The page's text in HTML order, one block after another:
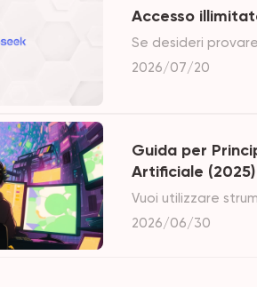
Accesso
Se desideri
geografica,
2026/07/20
Guida per
Artificiale (2025)
Vuoi utilizzare
tuo lavoro? Impara
articolo, che ti
2026/06/30